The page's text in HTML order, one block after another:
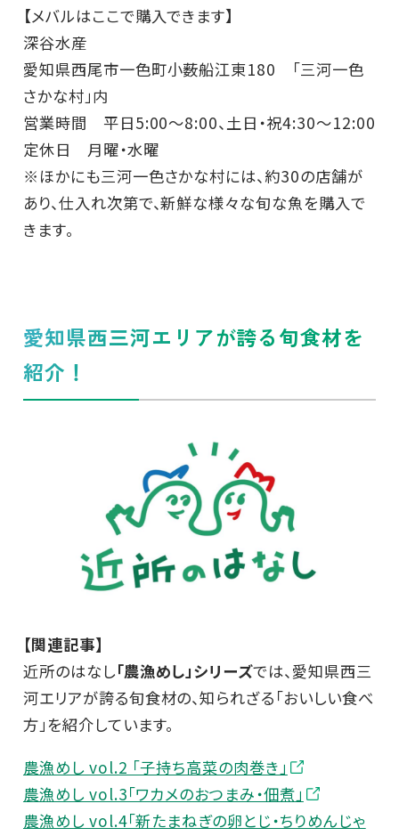
【メバルはここで購入できます】
深谷水産
愛知県西尾市一色町小薮船江東180 「三河一色
さかな村」内
営業時間 平日5:00～8:00、土日・祝4:30～12:00
定休日 月曜・水曜
※ほかにも三河一色さかな村には、約30の店舗が
あり、仕入れ次第で、新鮮な様々な旬な魚を購入で
きます。
愛知県西三河エリアが誇る旬食材を
紹介！
【関連記事】
近所のはなし「農漁めし」シリーズでは、愛知県西三
河エリアが誇る旬食材の、知られざる「おいしい食べ
方」を紹介しています。
農漁めし vol.2 「子持ち高菜の肉巻き」
農漁めし vol.3「ワカメのおつまみ・佃煮」
農漁めし vol.4「新たまねぎの卵とじ・ちりめんじゃ